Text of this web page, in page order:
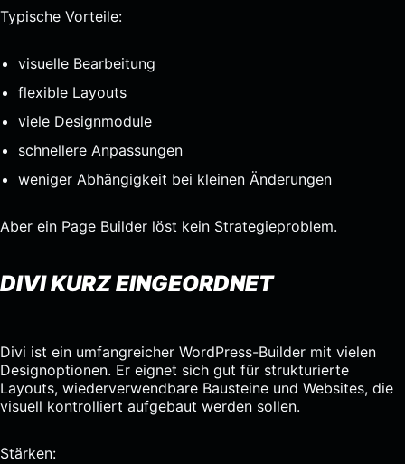
Typische Vorteile:
visuelle Bearbeitung
flexible Layouts
viele Designmodule
schnellere Anpassungen
weniger Abhängigkeit bei kleinen Änderungen
Aber ein Page Builder löst kein Strategieproblem.
DIVI KURZ EINGEORDNET
Divi ist ein umfangreicher WordPress-Builder mit vielen
Designoptionen. Er eignet sich gut für strukturierte
Layouts, wiederverwendbare Bausteine und Websites, die
visuell kontrolliert aufgebaut werden sollen.
Stärken: